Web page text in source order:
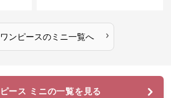
ンピースのミニ一覧へ ›
ース ミニの一覧を見る